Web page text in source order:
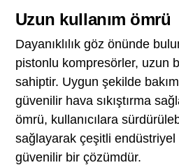
Uzun kullanım ömrü
Dayanıklılık göz önünde
pistonlu kompresörler, uzun
sahiptir. Uygun şekilde
güvenilir hava sıkıştırma
ömrü, kullanıcılara
sağlayarak çeşitli
güvenilir bir çözümdür.